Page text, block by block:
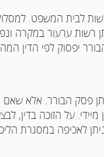
לבית המשפט.
ערעור במקרה
יפסוק לפי הדין
פסק הבורר. אלא שאם
מיידי. על הזוכה
לאכיפה במסגרת